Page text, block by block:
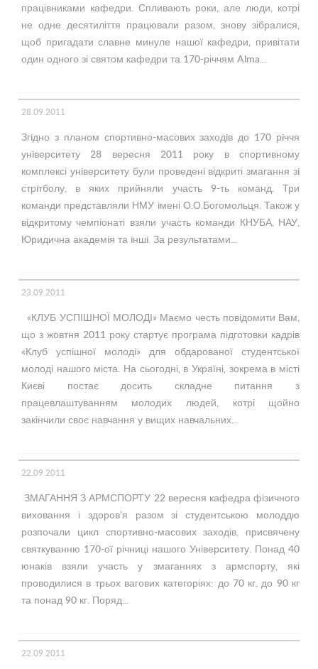
працівниками кафедри. Спливають роки, але люди, котрі
не одне десятиліття працювали разом, знову зібралися,
щоб пригадати славне минуле нашої кафедри, привітати
один одного зі святом кафедри та 170-річчям Alma...
28.09.2011
Згiдно з планом спортивно-масових заходiв до 170 рiччя
унiверситету 28 вересня 2011 року в спортивному
комплексі унiверситету були проведенi відкриті змагання зi
стрiтболу, в яких прийняли участь 9-ть команд. Три
команди представляли НМУ iмені О.О.Богомольця. Також у
відкритому чемпіонаті взяли участь команди КНУБА, НАУ,
Юридична академiя та iншi. За результатами...
23.09.2011
«КЛУБ УСПІШНОЇ МОЛОДІ» Маємо честь повідомити Вам,
що з жовтня 2011 року стартує програма підготовки кадрів
«Клуб успішної молоді» для обдарованої студентської
молоді нашого міста. На сьогодні, в Україні, зокрема в місті
Києві постає досить складне питання з
працевлаштуванням молодих людей, котрі щойно
закінчили своє навчання у вищих навчальних...
22.09.2011
ЗМАГАННЯ З АРМСПОРТУ 22 вересня кафедра фізичного
виховання і здоров’я разом зі студентською молоддю
розпочали цикл спортивно-масових заходів, присвячену
святкуванню 170-ої річниці нашого Університету. Понад 40
юнаків взяли участь у змаганнях з армспорту, які
проводилися в трьох вагових категоріях: до 70 кг, до 90 кг
та понад 90 кг. Поряд...
22.09.2011